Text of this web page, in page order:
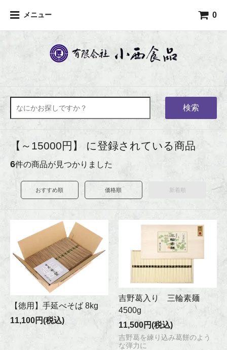
メニュー 0
検索
【～15000円】 に登録されている商品
6件の商品が見つかりました
おすすめ順 価格順 新着順
【徳用】手延べそば 8kg
11,100円(税込)
吉野葛入り 三輪素麺
4500g
11,500円(税込)
吉野葛を練り込み葛餅のよう
な弾力に